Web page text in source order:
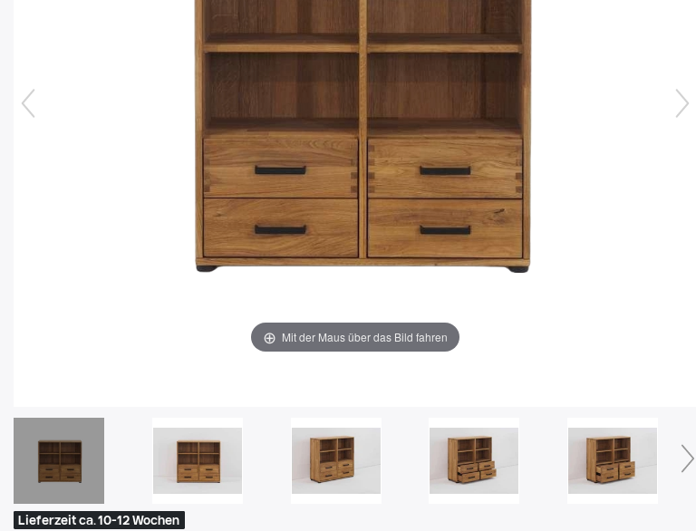
Mit der Maus über das Bild fahren
Lieferzeit ca. 10-12 Wochen